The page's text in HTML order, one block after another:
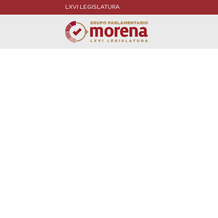
LXVI LEGISLATURA